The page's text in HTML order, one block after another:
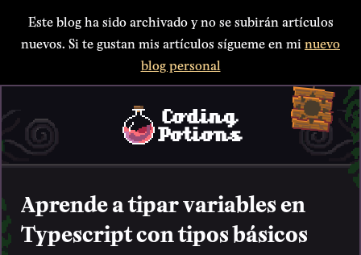
Este blog ha sido archivado y no se subirán artículos
nuevos. Si te gustan mis artículos sígueme en mi nuevo
blog personal
Aprende a tipar variables en
Typescript con tipos básicos